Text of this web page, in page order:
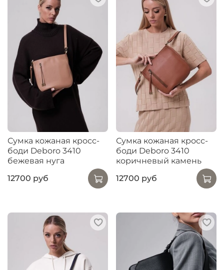
Сумка кожаная кросс-
боди Deboro 3410
бежевая нуга
12700 руб
Сумка кожаная кросс-
боди Deboro 3410
коричневый камень
12700 руб